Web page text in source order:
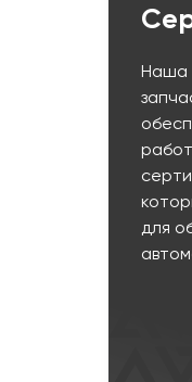
Наша
для